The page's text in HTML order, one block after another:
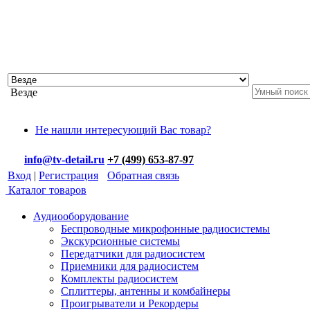
Везде
Не нашли интересующий Вас товар?
info@tv-detail.ru +7 (499) 653-87-97
Вход | Регистрация
Обратная связь
Каталог товаров
Аудиооборудование
Беспроводные микрофонные радиосистемы
Экскурсионные системы
Передатчики для радиосистем
Приемники для радиосистем
Комплекты радиосистем
Сплиттеры, антенны и комбайнеры
Проигрыватели и Рекордеры